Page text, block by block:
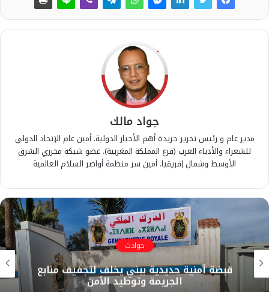
جواد مالك
مدير عام و رئيس تحرير جريدة أهم الأخبار الدولية. أمين عام الإتحاد الدولي
للشعراء والأدباء العرب (فرع المملكة المغربية). عضو شبكة محرري الشرق
الأوسط وشمال إفريقيا. أمين سر منظمة أواصر السلام العالمية
حوادث
قبضة أمنية حديدية ببني يخلف لتجفيف منابع
الجريمة وتوطيد الأمن